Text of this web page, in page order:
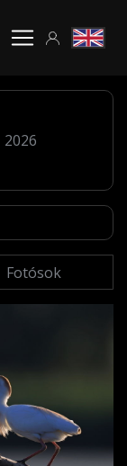
Fotósok